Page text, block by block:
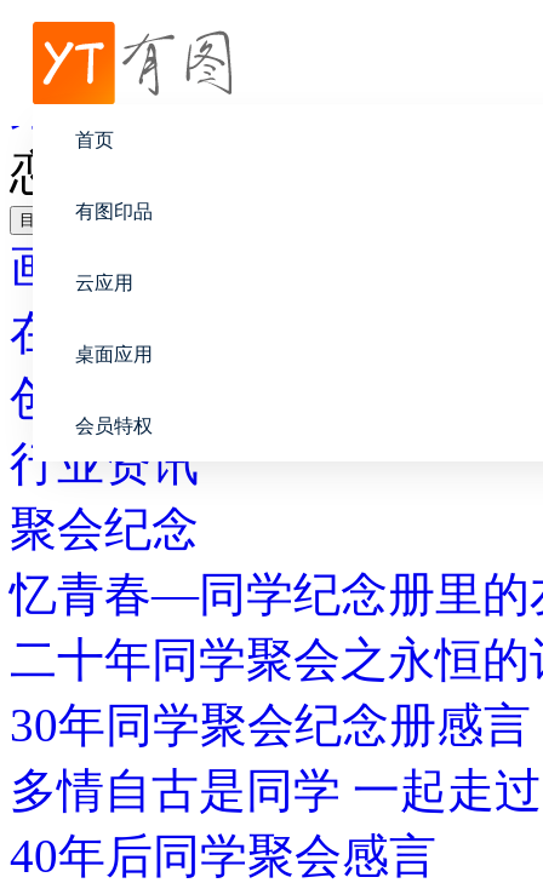
首页
有图印品
云应用
桌面应用
会员特权
帮助中心
聚会纪念
恋爱一周年纪念册穿插
目录
画册设计
在线印刷
创意设计
行业资讯
聚会纪念
忆青春—同学纪念册里的
二十年同学聚会之永恒的
30年同学聚会纪念册感言
多情自古是同学 一起走
40年后同学聚会感言